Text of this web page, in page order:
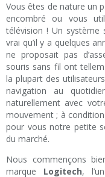
Vous êtes de nature un
encombré ou vous
télévision ! Un système
vrai qu’il y a quelques
ne proposait pas
souris sans fil ont
la plupart des
navigation au
naturellement avec
mouvement ; à
pour vous notre petite
du marché.
Nous commençons
marque Logitech,